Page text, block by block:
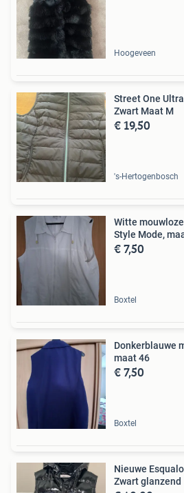
Hoogeveen
Street One
Zwart Maat M
€ 19,50
's-Hertogenbosch
Witte
Style Mode,
€ 7,50
Boxtel
Donkerblauwe
maat 46
€ 7,50
Boxtel
Nieuwe
Zwart glanzend